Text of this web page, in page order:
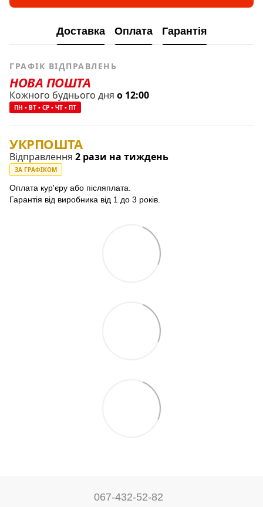
Доставка Оплата Гарантія
ГРАФІК ВІДПРАВЛЕНЬ
НОВА ПОШТА
Кожного буднього дня о 12:00
ПН • ВТ • СР • ЧТ • ПТ
УКРПОШТА
Відправлення 2 рази на тиждень
ЗА ГРАФІКОМ
Оплата кур'єру або післяплата.
Гарантія від виробника від 1 до 3 років.
067-432-52-82